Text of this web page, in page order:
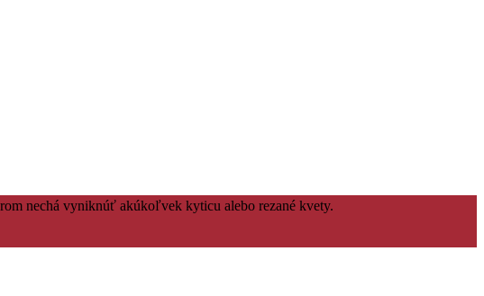
nechá vyniknúť akúkoľvek kyticu alebo rezané kvety.